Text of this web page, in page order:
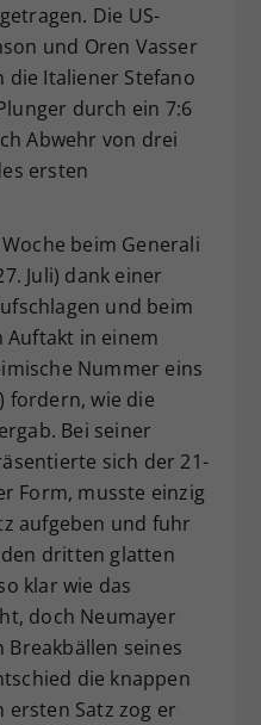
Die US-
und Oren Vasser
die Italiener Stefano
durch ein 7:6
Abwehr von drei
ersten
beim Generali
Juli) dank einer
und beim
Auftakt in einem
Nummer eins
fordern, wie die
Bei seiner
sich der 21-
Form, musste einzig
aufgeben und fuhr
dritten glatten
klar wie das
doch Neumayer
Breakbällen seines
die knappen
ersten Satz zog er